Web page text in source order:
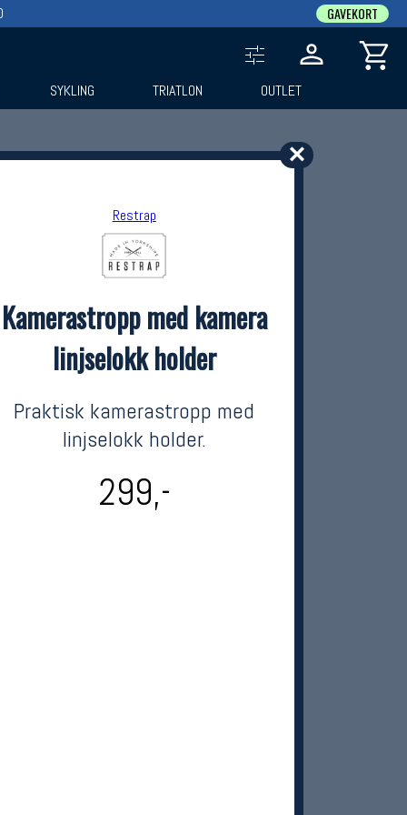
✕
Restrap
Kamerastropp med kamera
linjselokk holder
Praktisk kamerastropp med
linjselokk holder.
299,-
GAVEKORT
SYKLING TRIATLON OUTLET